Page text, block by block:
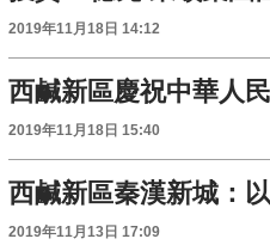
2019年11月18日 14:12
2019年11月18日 15:40
2019年11月13日 17:09